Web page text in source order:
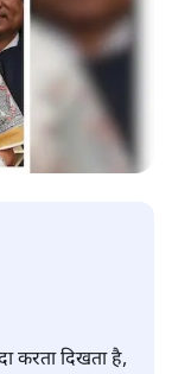
करता दिखता है,